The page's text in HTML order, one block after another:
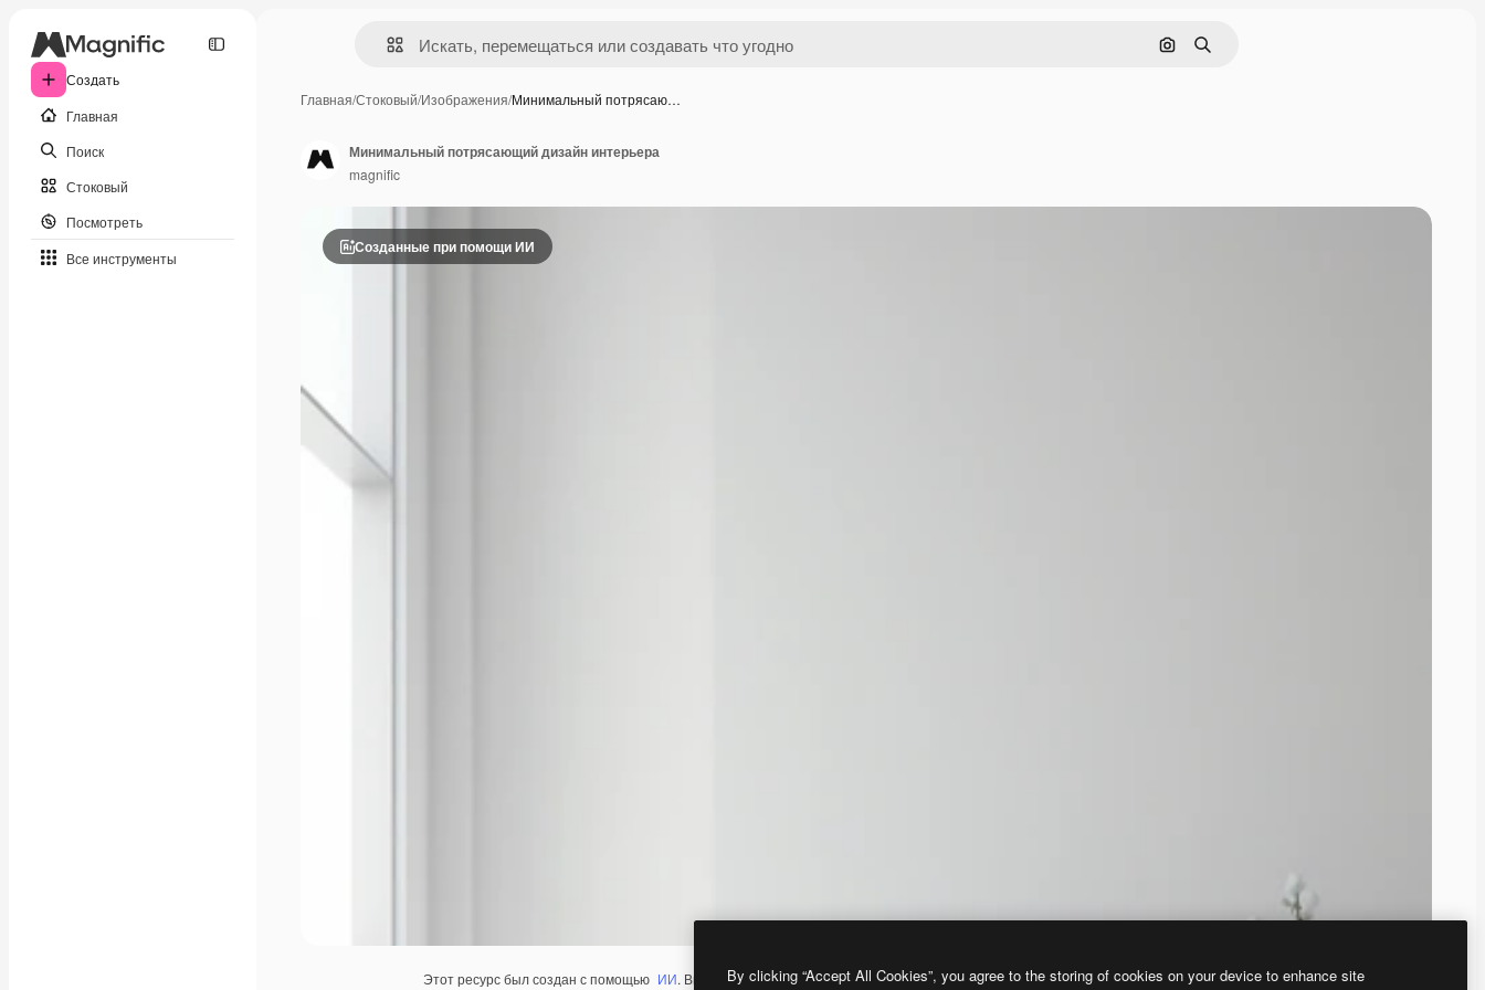
Создать
Главная
Поиск
Стоковый
Посмотреть
Все инструменты
Поиск по изображению
Поиск
Главная/Стоковый/Изображения/Минимальный потрясаю…
Созданные при помощи ИИ
Этот ресурс был создан с помощью ИИ. Вы можете создать свой собственный с помощью нашего генератора изображений на основе ИИ.
Минимальный потрясающий дизайн интерьера
magnific
By clicking “Accept All Cookies”, you agree to the storing of cookies on your device to enhance site